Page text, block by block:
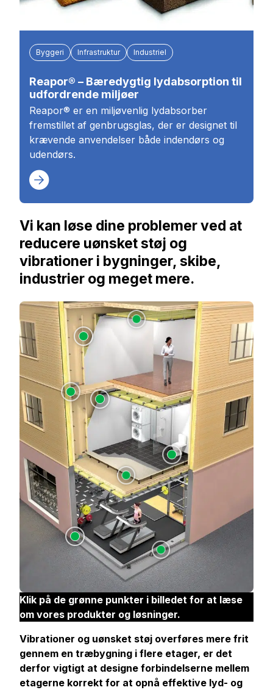
Byggeri Infrastruktur Industriel
Reapor® – Bæredygtig lydabsorption til
udfordrende miljøer
Reapor® er en miljøvenlig lydabsorber
fremstillet af genbrugsglas, der er designet til
krævende anvendelser både indendørs og
udendørs.
Vi kan løse dine problemer ved at
reducere uønsket støj og
vibrationer i bygninger, skibe,
industrier og meget mere.
Klik på de grønne punkter i billedet for at læse
om vores produkter og løsninger.
Vibrationer og uønsket støj overføres mere frit
gennem en træbygning i flere etager, er det
derfor vigtigt at designe forbindelserne mellem
etagerne korrekt for at opnå effektive lyd- og